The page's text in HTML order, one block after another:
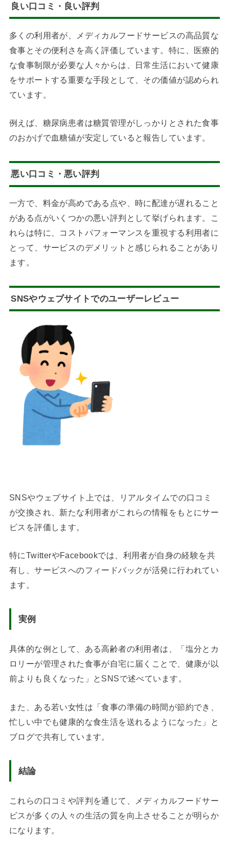
良い口コミ・良い評判
多くの利用者が、メディカルフードサービスの高品質な
食事とその便利さを高く評価しています。特に、医療的
な食事制限が必要な人々からは、日常生活において健康
をサポートする重要な手段として、その価値が認められ
ています。
例えば、糖尿病患者は糖質管理がしっかりとされた食事
のおかげで血糖値が安定していると報告しています。
悪い口コミ・悪い評判
一方で、料金が高めである点や、時に配達が遅れること
がある点がいくつかの悪い評判として挙げられます。こ
れらは特に、コストパフォーマンスを重視する利用者に
とって、サービスのデメリットと感じられることがあり
ます。
SNSやウェブサイトでのユーザーレビュー
SNSやウェブサイト上では、リアルタイムでの口コミ
が交換され、新たな利用者がこれらの情報をもとにサー
ビスを評価します。
特にTwitterやFacebookでは、利用者が自身の経験を共
有し、サービスへのフィードバックが活発に行われてい
ます。
実例
具体的な例として、ある高齢者の利用者は、「塩分とカ
ロリーが管理された食事が自宅に届くことで、健康が以
前よりも良くなった」とSNSで述べています。
また、ある若い女性は「食事の準備の時間が節約でき、
忙しい中でも健康的な食生活を送れるようになった」と
ブログで共有しています。
結論
これらの口コミや評判を通じて、メディカルフードサー
ビスが多くの人々の生活の質を向上させることが明らか
になります。